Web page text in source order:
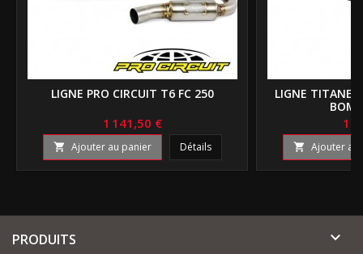
LIGNE PRO CIRCUIT T6 FC 250
1 141,50 €
 Ajouter au panier Détails
LIGNE TITANE
1
 Ajouter au
PRODUITS 